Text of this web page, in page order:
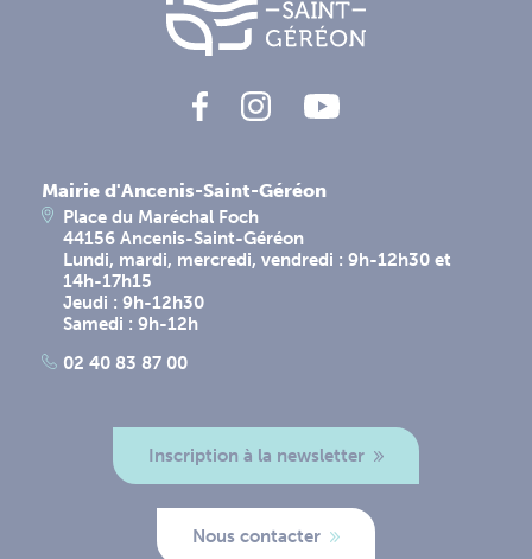
Mairie d'Ancenis-Saint-Géréon
Place du Maréchal Foch
44156 Ancenis-Saint-Géréon
Lundi, mardi, mercredi, vendredi : 9h-12h30 et
14h-17h15
Jeudi : 9h-12h30
Samedi : 9h-12h
02 40 83 87 00
Inscription à la newsletter
Nous contacter